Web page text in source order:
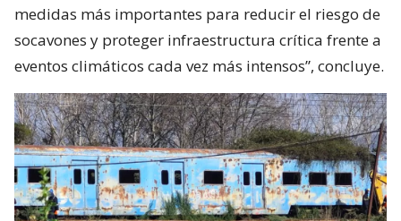
medidas más importantes para reducir el riesgo de
socavones y proteger infraestructura crítica frente a
eventos climáticos cada vez más intensos”, concluye.